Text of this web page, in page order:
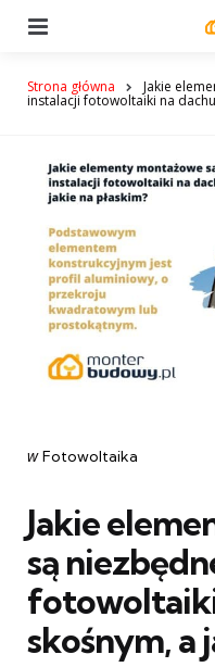
Strona główna Jakie
instalacji fotowoltaiki na
Categories
post
w Fotowoltaika
Jakie
są
skośnym, a